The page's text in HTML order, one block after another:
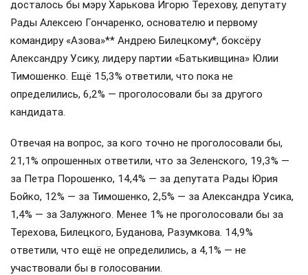
досталось бы мэру Харькова Игорю Терехову, депутату
Рады Алексею Гончаренко, основателю и первому
командиру «Азова»** Андрею Билецкому*, боксёру
Александру Усику, лидеру партии «Батькивщина» Юлии
Тимошенко. Ещё 15,3% ответили, что пока не
определились, 6,2% — проголосовали бы за другого
кандидата.
Отвечая на вопрос, за кого точно не проголосовали бы,
21,1% опрошенных ответили, что за Зеленского, 19,3% —
за Петра Порошенко, 14,4% — за депутата Рады Юрия
Бойко, 12% — за Тимошенко, 2,5% — за Александра Усика,
1,4% — за Залужного. Менее 1% не проголосовали бы за
Терехова, Билецкого, Буданова, Разумкова. 14,9%
ответили, что ещё не определились, а 4,1% — не
участвовали бы в голосовании.